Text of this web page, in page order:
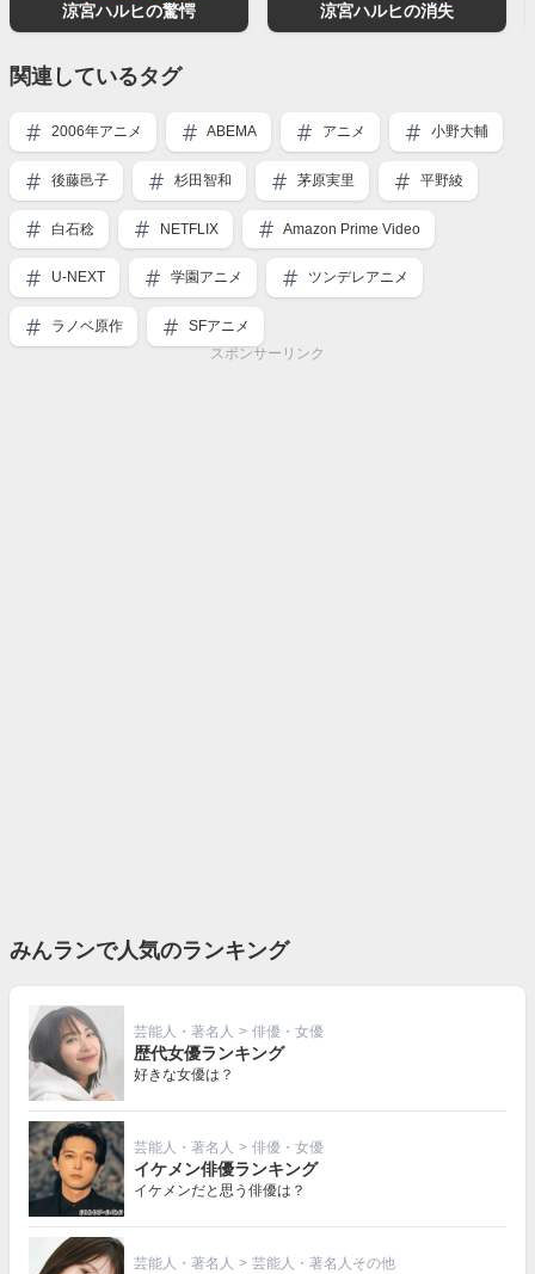
涼宮ハルヒの驚愕 涼宮ハルヒの消失
関連しているタグ
2006年アニメ ABEMA アニメ 小野大輔
後藤邑子 杉田智和 茅原実里 平野綾
白石稔 NETFLIX Amazon Prime Video
U-NEXT 学園アニメ ツンデレアニメ
ラノベ原作
SFアニメ
スポンサーリンク
みんランで人気のランキング
芸能人・著名人 > 俳優・女優
歴代女優ランキング
好きな女優は？
芸能人・著名人 > 俳優・女優
イケメン俳優ランキング
イケメンだと思う俳優は？
芸能人・著名人 > 芸能人・著名人その他